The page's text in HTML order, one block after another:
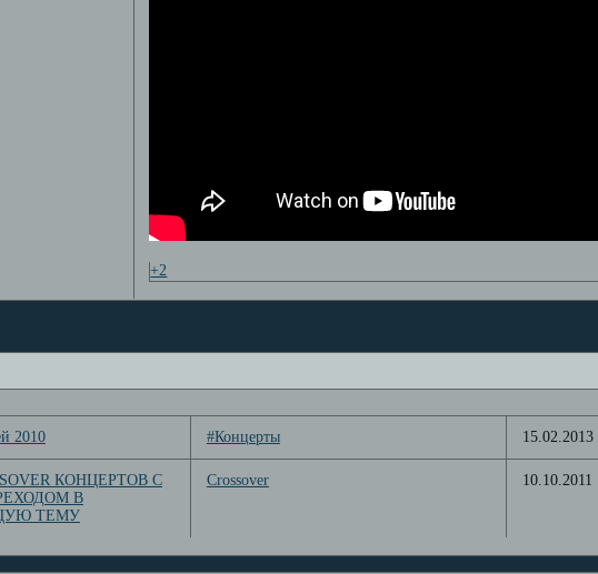
+2
2010 #Концерты 15.02.2013
КОНЦЕРТОВ С
В
ТЕМУ
Crossover 10.10.2011